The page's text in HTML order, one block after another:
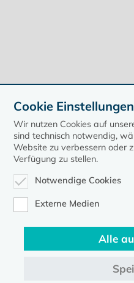
zurück zur Übersicht der
Cookie Einstellungen
Wir nutzen Cookies auf
sind technisch notwendig,
Website zu verbessern oder
Verfügung zu stellen.
Notwendige Cookies
Externe Medien
Alle